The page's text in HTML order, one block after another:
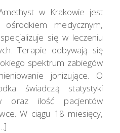
w Krakowie jest
medycznym,
się w leczeniu
Terapie odbywają się
spektrum zabiegów
jonizujące. O
świadczą statystyki
oraz ilość pacjentów
W ciągu 18 miesięcy,